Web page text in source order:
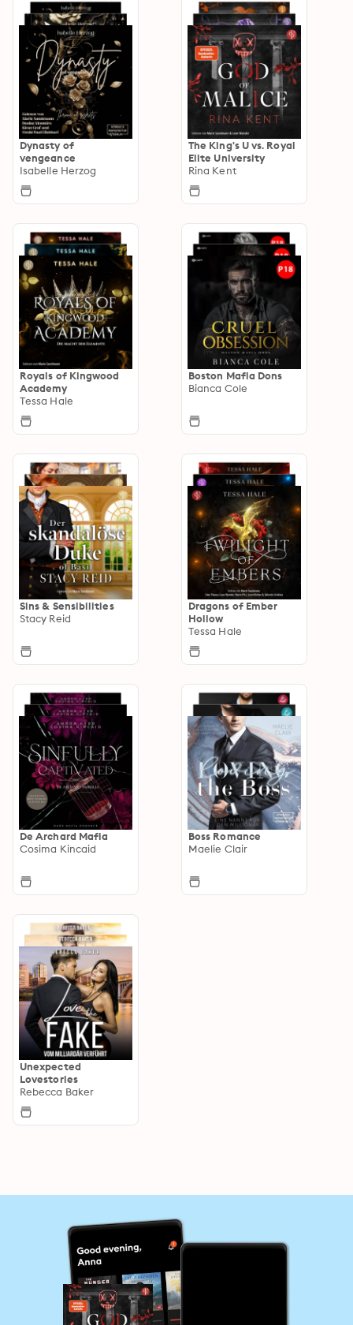
Dynasty of
vengeance
Isabelle Herzog
The King's U vs. Royal
Elite University
Rina Kent
Royals of Kingwood
Academy
Tessa Hale
Boston Mafia Dons
Bianca Cole
Sins & Sensibilities
Stacy Reid
Dragons of Ember
Hollow
Tessa Hale
De Archard Mafia
Cosima Kincaid
Boss Romance
Maelie Clair
Unexpected
Lovestories
Rebecca Baker